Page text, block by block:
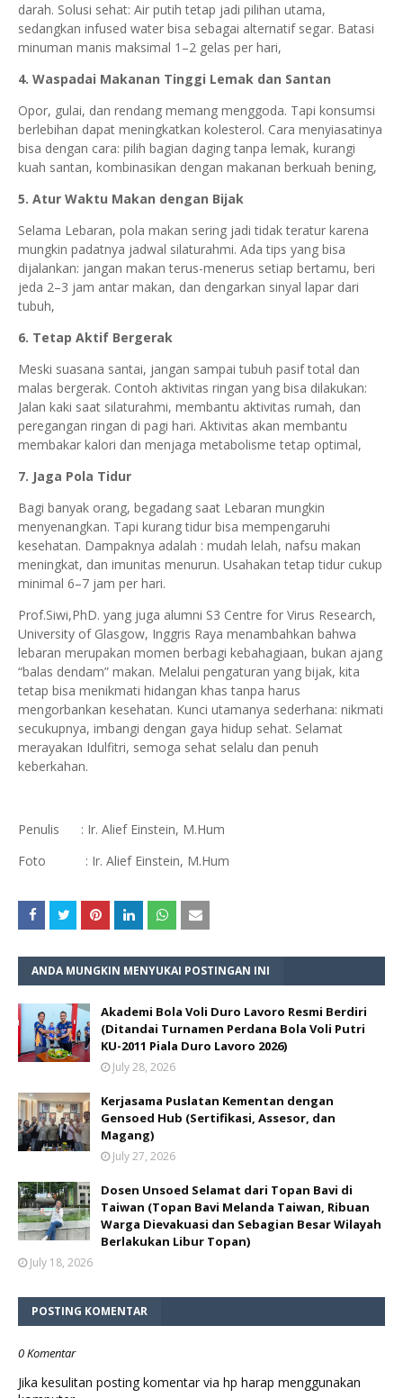
darah. Solusi sehat: Air putih tetap jadi pilihan utama,
sedangkan infused water bisa sebagai alternatif segar. Batasi
minuman manis maksimal 1–2 gelas per hari,
4. Waspadai Makanan Tinggi Lemak dan Santan
Opor, gulai, dan rendang memang menggoda. Tapi konsumsi
berlebihan dapat meningkatkan kolesterol. Cara menyiasatinya
bisa dengan cara: pilih bagian daging tanpa lemak, kurangi
kuah santan, kombinasikan dengan makanan berkuah bening,
5. Atur Waktu Makan dengan Bijak
Selama Lebaran, pola makan sering jadi tidak teratur karena
mungkin padatnya jadwal silaturahmi. Ada tips yang bisa
dijalankan: jangan makan terus-menerus setiap bertamu, beri
jeda 2–3 jam antar makan, dan dengarkan sinyal lapar dari
tubuh,
6. Tetap Aktif Bergerak
Meski suasana santai, jangan sampai tubuh pasif total dan
malas bergerak. Contoh aktivitas ringan yang bisa dilakukan:
Jalan kaki saat silaturahmi, membantu aktivitas rumah, dan
peregangan ringan di pagi hari. Aktivitas akan membantu
membakar kalori dan menjaga metabolisme tetap optimal,
7. Jaga Pola Tidur
Bagi banyak orang, begadang saat Lebaran mungkin
menyenangkan. Tapi kurang tidur bisa mempengaruhi
kesehatan. Dampaknya adalah : mudah lelah, nafsu makan
meningkat, dan imunitas menurun. Usahakan tetap tidur cukup
minimal 6–7 jam per hari.
Prof.Siwi,PhD. yang juga alumni S3 Centre for Virus Research,
University of Glasgow, Inggris Raya menambahkan bahwa
lebaran merupakan momen berbagi kebahagiaan, bukan ajang
“balas dendam” makan. Melalui pengaturan yang bijak, kita
tetap bisa menikmati hidangan khas tanpa harus
mengorbankan kesehatan. Kunci utamanya sederhana: nikmati
secukupnya, imbangi dengan gaya hidup sehat. Selamat
merayakan Idulfitri, semoga sehat selalu dan penuh
keberkahan.
Penulis : Ir. Alief Einstein, M.Hum
Foto : Ir. Alief Einstein, M.Hum
ANDA MUNGKIN MENYUKAI POSTINGAN INI
Akademi Bola Voli Duro Lavoro Resmi Berdiri
(Ditandai Turnamen Perdana Bola Voli Putri
KU-2011 Piala Duro Lavoro 2026)
July 28, 2026
Kerjasama Puslatan Kementan dengan
Gensoed Hub (Sertifikasi, Assesor, dan
Magang)
July 27, 2026
Dosen Unsoed Selamat dari Topan Bavi di
Taiwan (Topan Bavi Melanda Taiwan, Ribuan
Warga Dievakuasi dan Sebagian Besar Wilayah
Berlakukan Libur Topan)
July 18, 2026
POSTING KOMENTAR
0 Komentar
Jika kesulitan posting komentar via hp harap menggunakan